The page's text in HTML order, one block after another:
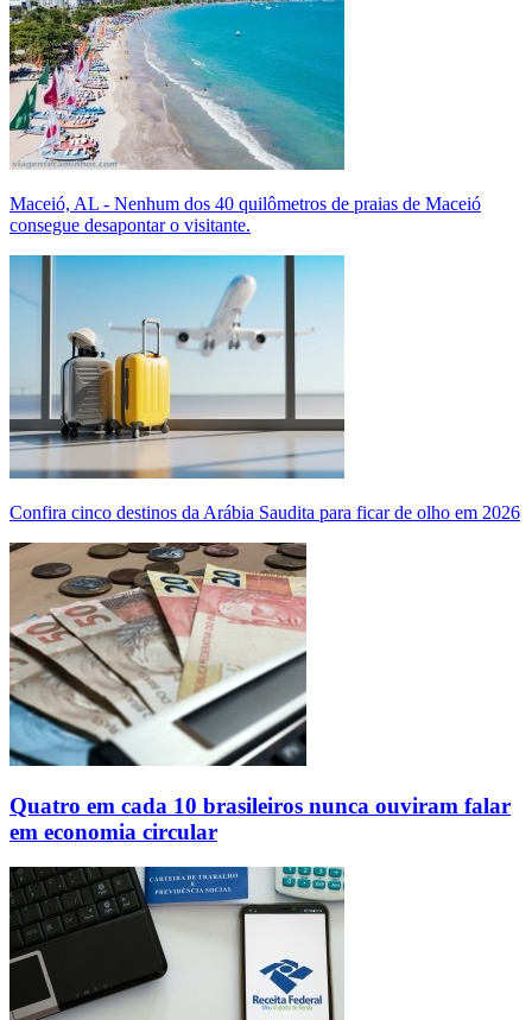
Maceió, AL - Nenhum dos 40 quilômetros de praias de Maceió
consegue desapontar o visitante.
Confira cinco destinos da Arábia Saudita para ficar de olho em 2026
Quatro em cada 10 brasileiros nunca ouviram falar
em economia circular